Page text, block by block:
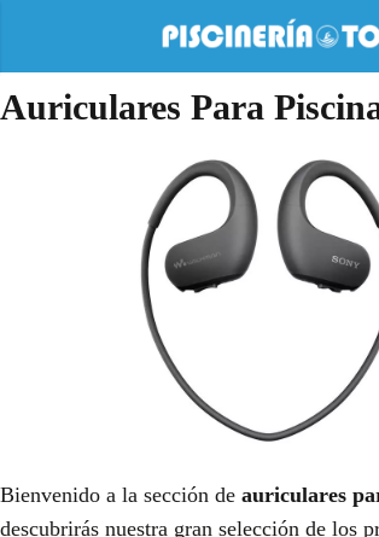
Auriculares Para
Bienvenido a la sección de auriculares
descubrirás nuestra gran selección de los